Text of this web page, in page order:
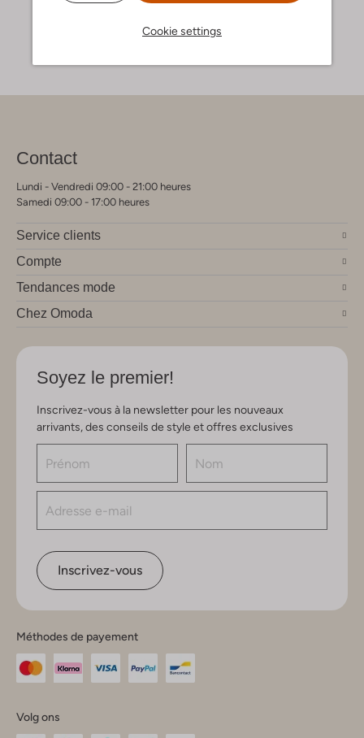
Cookie settings
Contact
Lundi - Vendredi 09:00 - 21:00 heures
Samedi 09:00 - 17:00 heures
Service clients
Compte
Tendances mode
Chez Omoda
Soyez le premier!
Inscrivez-vous à la newsletter pour les nouveaux
arrivants, des conseils de style et offres exclusives
Inscrivez-vous
Méthodes de payement
Volg ons